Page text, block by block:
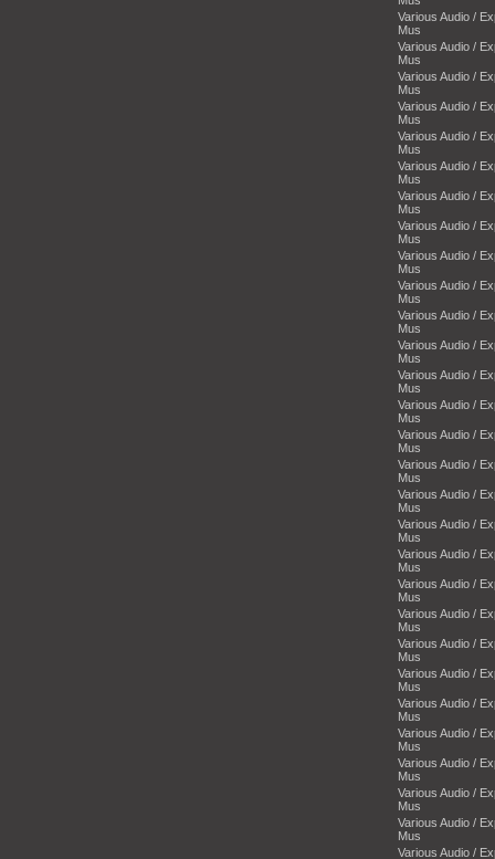
Various Audio /
Mus
Various Audio /
Mus
Various Audio /
Mus
Various Audio /
Mus
Various Audio /
Mus
Various Audio /
Mus
Various Audio /
Mus
Various Audio /
Mus
Various Audio /
Mus
Various Audio /
Mus
Various Audio /
Mus
Various Audio /
Mus
Various Audio /
Mus
Various Audio /
Mus
Various Audio /
Mus
Various Audio /
Mus
Various Audio /
Mus
Various Audio /
Mus
Various Audio /
Mus
Various Audio /
Mus
Various Audio /
Mus
Various Audio /
Mus
Various Audio /
Mus
Various Audio /
Mus
Various Audio /
Mus
Various Audio /
Mus
Various Audio /
Mus
Various Audio /
Mus
Various Audio /